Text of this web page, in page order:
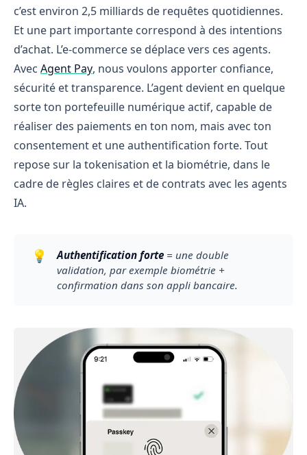
c’est environ 2,5 milliards de requêtes quotidiennes.
Et une part importante correspond à des intentions
d’achat. L’e-commerce se déplace vers ces agents.
Avec Agent Pay, nous voulons apporter confiance,
sécurité et transparence. L’agent devient en quelque
sorte ton portefeuille numérique actif, capable de
réaliser des paiements en ton nom, mais avec ton
consentement et une authentification forte. Tout
repose sur la tokenisation et la biométrie, dans le
cadre de règles claires et de contrats avec les agents
IA.
💡 Authentification forte = une double
validation, par exemple biométrie +
confirmation dans son appli bancaire.